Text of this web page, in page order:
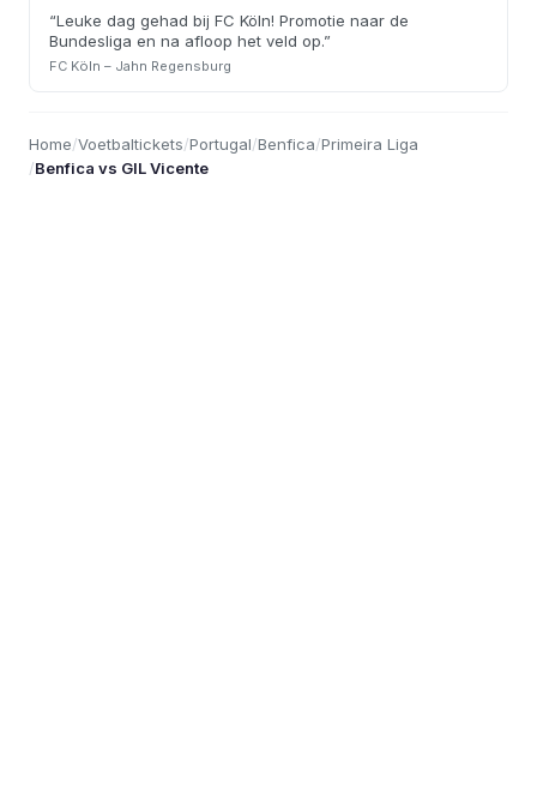
“Leuke dag gehad bij FC Köln! Promotie naar de
Bundesliga en na afloop het veld op.”
FC Köln – Jahn Regensburg
Home/Voetbaltickets/Portugal/Benfica/Primeira Liga
/Benfica vs GIL Vicente